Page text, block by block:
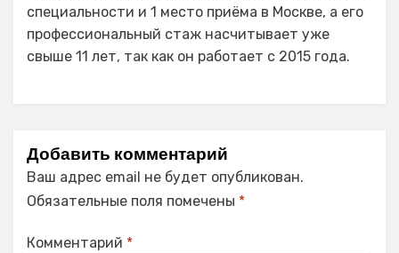
специальности и 1 место приёма в Москве, а его
профессиональный стаж насчитывает уже
свыше 11 лет, так как он работает с 2015 года.
Добавить комментарий
Ваш адрес email не будет опубликован.
Обязательные поля помечены *
Комментарий *